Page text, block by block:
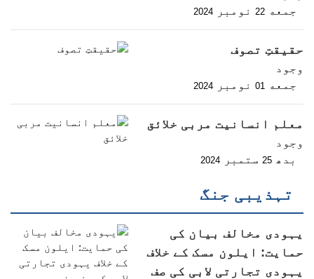
جمعه 22 نومبر 2024
حقیقتِ تصوف
وجود
جمعه
01 نومبر 2024
معلم انسانیت مربی خلائق
وجود
بدھ 25 ستمبر 2024
تہذیبی جنگ
یہودی مخالف بیان کی
حمایت: ایلون مسک کے خلاف
یہودی تجارتی لابی کی صف